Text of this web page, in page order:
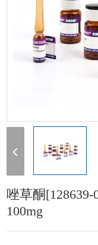
唑草酮[128639-
100mg